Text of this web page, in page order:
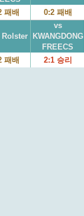
패배 0:2 패배
vs
KWANGDONG
FREECS
패배 2:1 승리